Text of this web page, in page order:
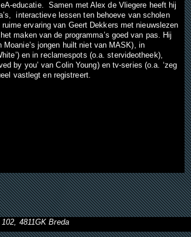
educatie. Samen met Alex de Vliegere heeft hij
interactieve lessen ten behoeve van scholen
ervaring van Geert Dekkers met nieuwslezen
maken van de programma’s goed van pas. Hij
Moanie’s jongen huilt niet van MASK), in
en in reclamespots (o.a. stervideotheek),
by you’ van Colin Young) en tv-series (o.a. ‘zeg
vastlegt en registreert.
4811GK Breda